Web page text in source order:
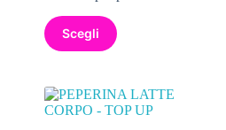
Scegli